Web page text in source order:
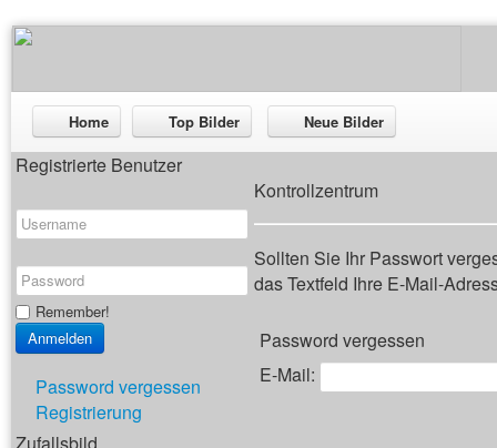
Home Top Bilder Neue Bilder
Registrierte Benutzer
Remember!
Password vergessen
Registrierung
Kontrollzentrum
Sollten Sie Ihr Passwort
das Textfeld Ihre E-Mail-
Password vergessen
E-Mail: